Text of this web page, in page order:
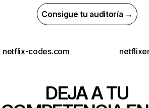
Consigue tu auditoría →
netflix-codes.com
DEJA A TU